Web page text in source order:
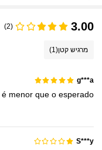
3.00
(2)
מרגיש קטן(1)
g***a
é menor que o esperado
S***y